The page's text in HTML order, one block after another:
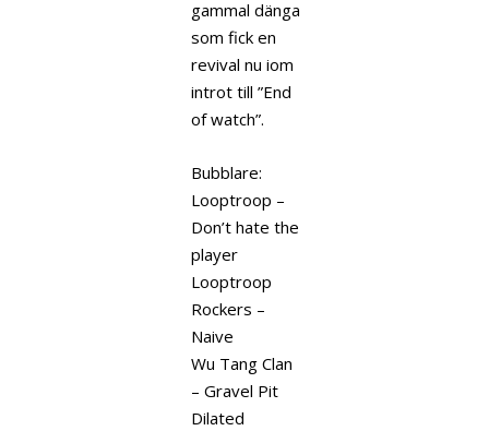
gammal dänga
som fick en
revival nu iom
introt till ”End
of watch”.
Bubblare:
Looptroop –
Don’t hate the
player
Looptroop
Rockers –
Naive
Wu Tang Clan
– Gravel Pit
Dilated